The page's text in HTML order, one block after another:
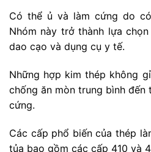
Có thể ủ và làm cứng do
Nhóm này trở thành lựa
dao cạo và dụng cụ y tế.
Những hợp kim thép không
chống ăn mòn trung bình
cứng.
Các cấp phổ biến của thép
tủa bao gồm các cấp 410 và